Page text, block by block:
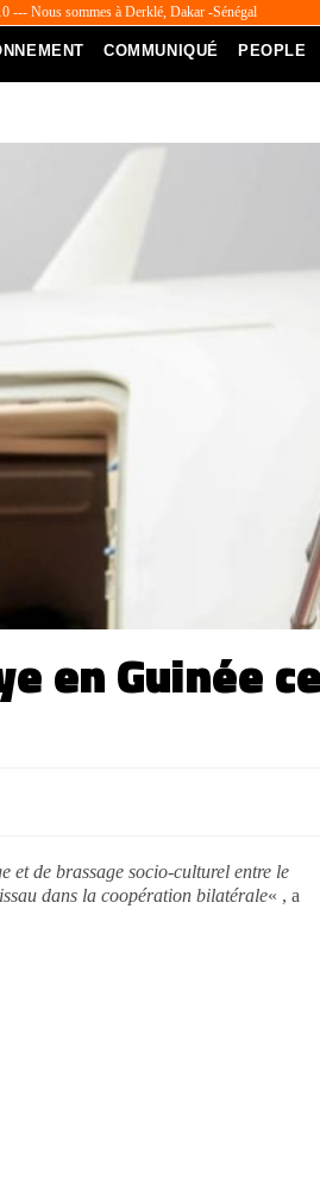
--- Nous sommes à Derklé, Dakar -Sénégal
COMMUNIQUÉ PEOPLE
en Guinée
et de brassage socio-culturel entre le
dans la coopération bilatérale« , a